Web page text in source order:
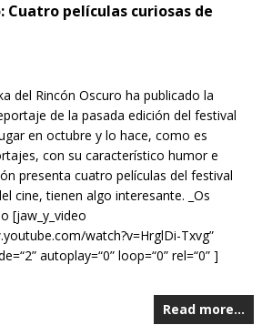
Cuatro películas curiosas de
del Rincón Oscuro ha publicado la
de la pasada edición del festival
en octubre y lo hace, como es
con su característico humor e
presenta cuatro películas del festival
cine, tienen algo interesante. _Os
[jaw_y_video
watch?v=HrglDi-Txvg”
autoplay=“0” loop=“0” rel=“0” ]
Read more…